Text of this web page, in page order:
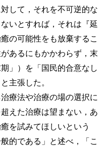
して，それを不可逆的な
いとすれば，それは『延
の可能性をも放棄するこ
あるにもかかわらず，末
」）を「国民的合意なし
主張した。
療法や治療の場の選択に
えた治療は望まない，あ
を試みてほしいという
的である」と述べ，「こ